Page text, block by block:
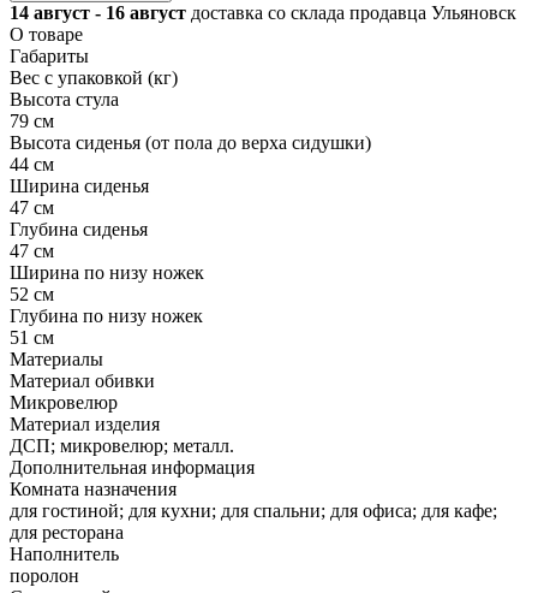
14 август - 16 август доставка со склада продавца Ульяновск
О товаре
Габариты
Вес с упаковкой (кг)
Высота стула
79 см
Высота сиденья (от пола до верха сидушки)
44 см
Ширина сиденья
47 см
Глубина сиденья
47 см
Ширина по низу ножек
52 см
Глубина по низу ножек
51 см
Материалы
Материал обивки
Микровелюр
Материал изделия
ДСП; микровелюр; металл.
Дополнительная информация
Комната назначения
для гостиной; для кухни; для спальни; для офиса; для кафе;
для ресторана
Наполнитель
поролон